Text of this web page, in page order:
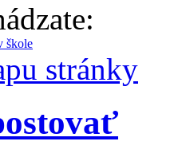
škole
stránky